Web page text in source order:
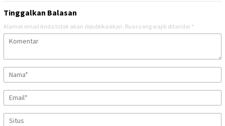
Tinggalkan Balasan
Alamat email Anda tidak akan dipublikasikan. Ruas yang wajib ditandai *